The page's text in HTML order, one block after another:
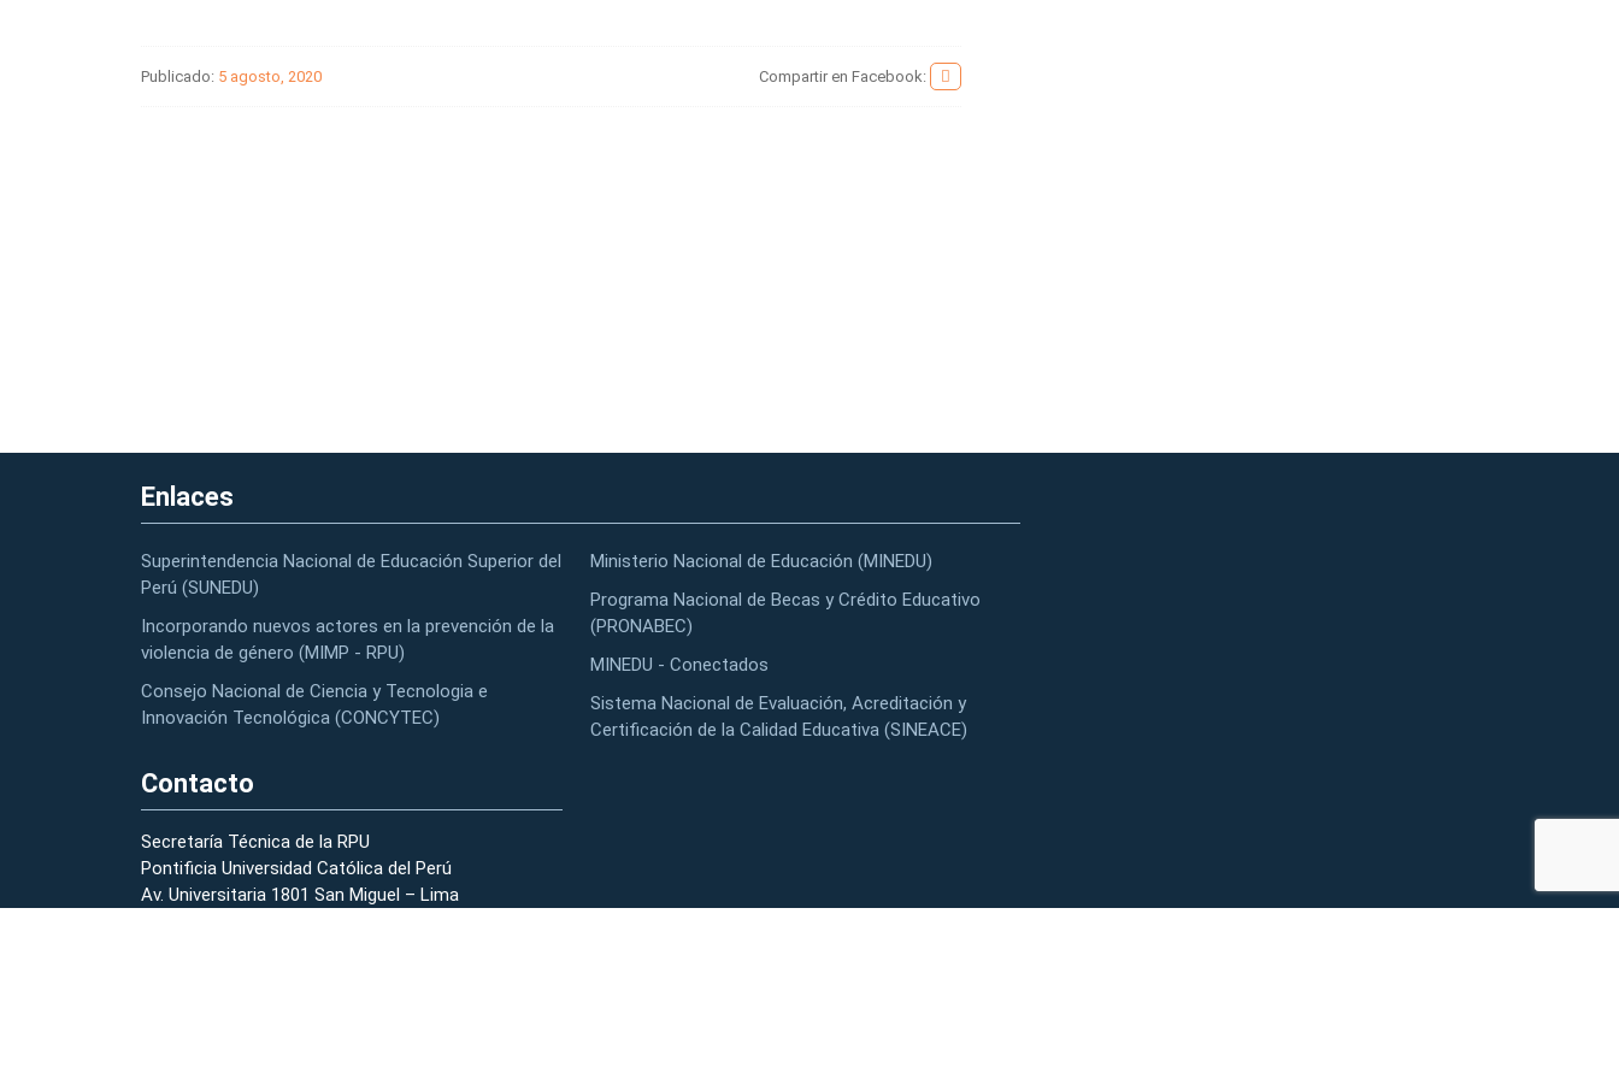
Publicado: 5 agosto, 2020 Compartir en Facebook:
Enlaces
Superintendencia Nacional de Educación Superior del
Perú (SUNEDU)
Incorporando nuevos actores en la prevención de la
violencia de género (MIMP - RPU)
Consejo Nacional de Ciencia y Tecnologia e
Innovación Tecnológica (CONCYTEC)
Ministerio Nacional de Educación (MINEDU)
Programa Nacional de Becas y Crédito Educativo
(PRONABEC)
MINEDU - Conectados
Sistema Nacional de Evaluación, Acreditación y
Certificación de la Calidad Educativa (SINEACE)
Contacto
Secretaría Técnica de la RPU
Pontificia Universidad Católica del Perú
Av. Universitaria 1801 San Miguel – Lima